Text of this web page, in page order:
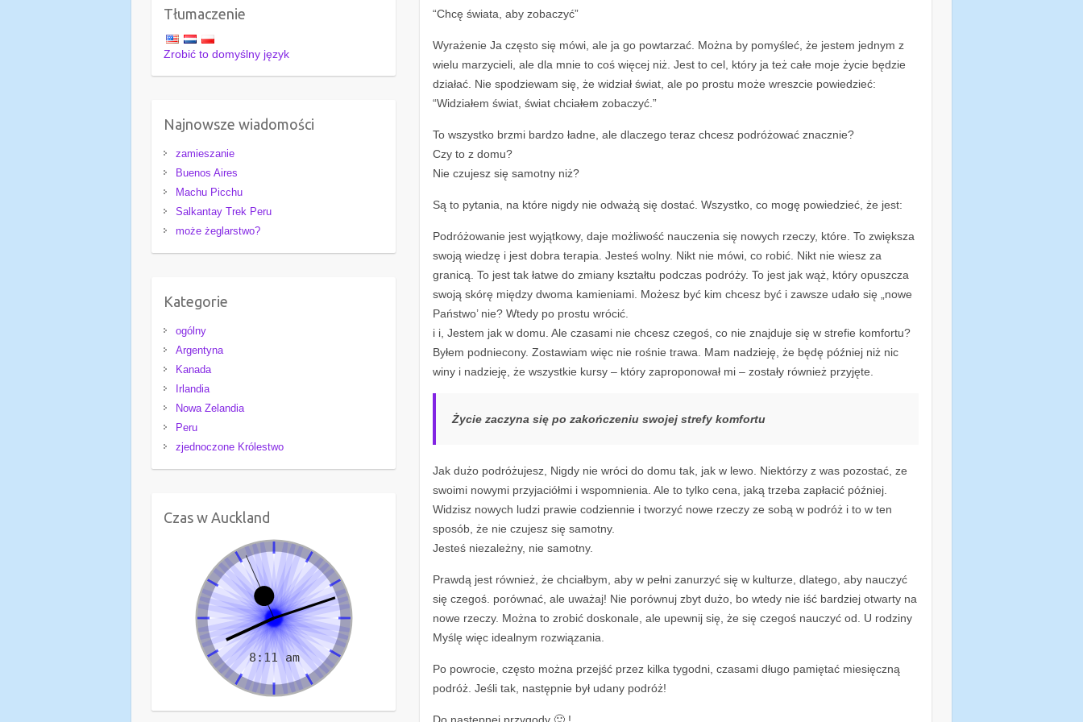
“Chcę świata, aby zobaczyć”
Wyrażenie Ja często się mówi, ale ja go powtarzać. Można by pomyśleć, że jestem jednym z
wielu marzycieli, ale dla mnie to coś więcej niż. Jest to cel, który ja też całe moje życie będzie
działać. Nie spodziewam się, że widział świat, ale po prostu może wreszcie powiedzieć:
“Widziałem świat, świat chciałem zobaczyć.”
To wszystko brzmi bardzo ładne, ale dlaczego teraz chcesz podróżować znacznie?
Czy to z domu?
Nie czujesz się samotny niż?
Są to pytania, na które nigdy nie odważą się dostać. Wszystko, co mogę powiedzieć, że jest:
Podróżowanie jest wyjątkowy, daje możliwość nauczenia się nowych rzeczy, które. To zwiększa
swoją wiedzę i jest dobra terapia. Jesteś wolny. Nikt nie mówi, co robić. Nikt nie wiesz za
granicą. To jest tak łatwe do zmiany kształtu podczas podróży. To jest jak wąż, który opuszcza
swoją skórę między dwoma kamieniami. Możesz być kim chcesz być i zawsze udało się „nowe
Państwo’ nie? Wtedy po prostu wrócić.
i i, Jestem jak w domu. Ale czasami nie chcesz czegoś, co nie znajduje się w strefie komfortu?
Byłem podniecony. Zostawiam więc nie rośnie trawa. Mam nadzieję, że będę później niż nic
winy i nadzieję, że wszystkie kursy – który zaproponował mi – zostały również przyjęte.
Życie zaczyna się po zakończeniu swojej strefy komfortu
Jak dużo podróżujesz, Nigdy nie wróci do domu tak, jak w lewo. Niektórzy z was pozostać, ze
swoimi nowymi przyjaciółmi i wspomnienia. Ale to tylko cena, jaką trzeba zapłacić później.
Widzisz nowych ludzi prawie codziennie i tworzyć nowe rzeczy ze sobą w podróż i to w ten
sposób, że nie czujesz się samotny.
Jesteś niezależny, nie samotny.
Prawdą jest również, że chciałbym, aby w pełni zanurzyć się w kulturze, dlatego, aby nauczyć
się czegoś. porównać, ale uważaj! Nie porównuj zbyt dużo, bo wtedy nie iść bardziej otwarty na
nowe rzeczy. Można to zrobić doskonale, ale upewnij się, że się czegoś nauczyć od. U rodziny
Myślę więc idealnym rozwiązania.
Po powrocie, często można przejść przez kilka tygodni, czasami długo pamiętać miesięczną
podróż. Jeśli tak, następnie był udany podróż!
Tłumaczenie
Zrobić to domyślny język
Najnowsze wiadomości
zamieszanie
Buenos Aires
Machu Picchu
Salkantay Trek Peru
może żeglarstwo?
Kategorie
ogólny
Argentyna
Kanada
Irlandia
Nowa Zelandia
Peru
zjednoczone Królestwo
Czas w Auckland